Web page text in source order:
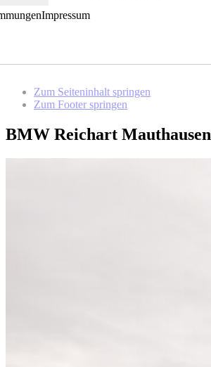
Impressum
Zum Seiteninhalt springen
Zum Footer springen
BMW Reichart Mauthausen